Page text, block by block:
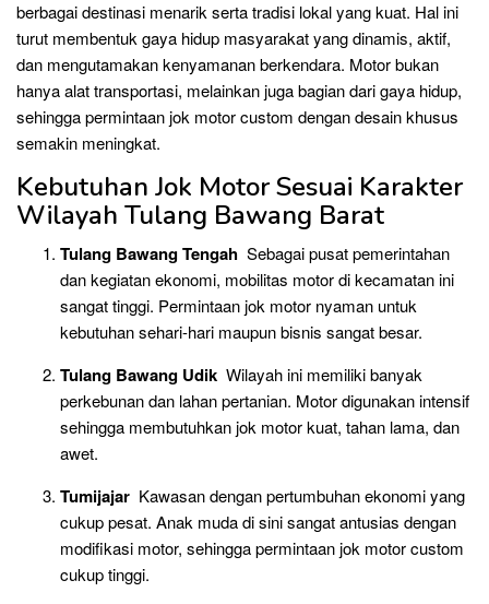
berbagai destinasi menarik serta tradisi lokal yang kuat. Hal ini
turut membentuk gaya hidup masyarakat yang dinamis, aktif,
dan mengutamakan kenyamanan berkendara. Motor bukan
hanya alat transportasi, melainkan juga bagian dari gaya hidup,
sehingga permintaan jok motor custom dengan desain khusus
semakin meningkat.
Kebutuhan Jok Motor Sesuai Karakter
Wilayah Tulang Bawang Barat
Tulang Bawang Tengah Sebagai pusat pemerintahan
dan kegiatan ekonomi, mobilitas motor di kecamatan ini
sangat tinggi. Permintaan jok motor nyaman untuk
kebutuhan sehari-hari maupun bisnis sangat besar.
Tulang Bawang Udik Wilayah ini memiliki banyak
perkebunan dan lahan pertanian. Motor digunakan intensif
sehingga membutuhkan jok motor kuat, tahan lama, dan
awet.
Tumijajar Kawasan dengan pertumbuhan ekonomi yang
cukup pesat. Anak muda di sini sangat antusias dengan
modifikasi motor, sehingga permintaan jok motor custom
cukup tinggi.